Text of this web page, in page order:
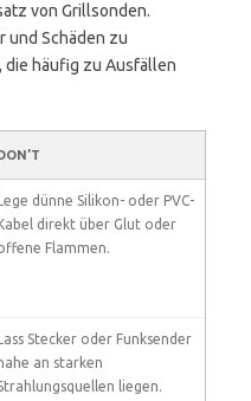
von Grillsonden.
und Schäden zu
die häufig zu Ausfällen
dünne Silikon- oder PVC-
direkt über Glut oder
Flammen.
Stecker oder Funksender
an starken
liegen.